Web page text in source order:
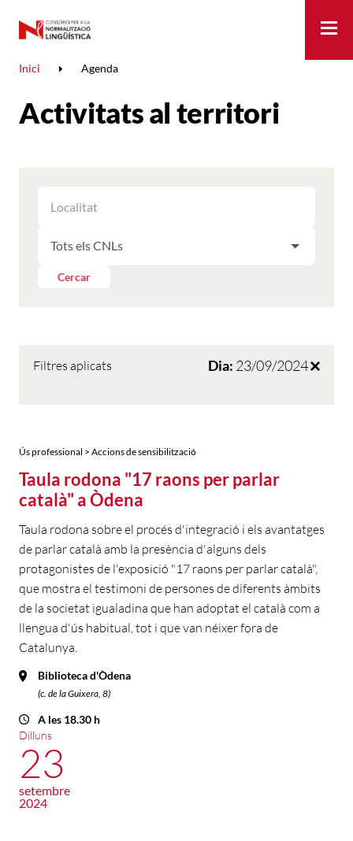
Inici Agenda
Activitats al territori
ELS
RESULTATS
LES
PER
LES
Cercar
Filtres aplicats Dia: 23/09/2024
Ús professional > Accions de sensibilització
Taula rodona "17 raons per parlar
català" a Òdena
Taula rodona sobre el procés d'integració i els avantatges
de parlar català amb la presència d'alguns dels
protagonistes de l'exposició "17 raons per parlar català",
que mostra el testimoni de persones de diferents àmbits
de la societat igualadina que han adoptat el català com a
llengua d'ús habitual, tot i que van néixer fora de
Catalunya.
Biblioteca d'Òdena
(c. de la Guixera, 8)
A les 18.30 h
Dilluns
23
setembre
2024